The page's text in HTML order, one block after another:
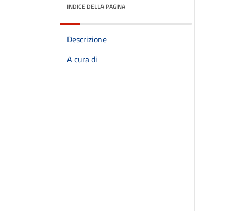
INDICE DELLA PAGINA
Descrizione
A cura di